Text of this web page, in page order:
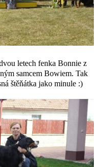
letech fenka Bonnie z
samcem Bowiem. Tak
štěňátka jako minule :)